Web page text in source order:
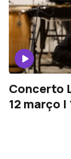
Concerto
12 março |